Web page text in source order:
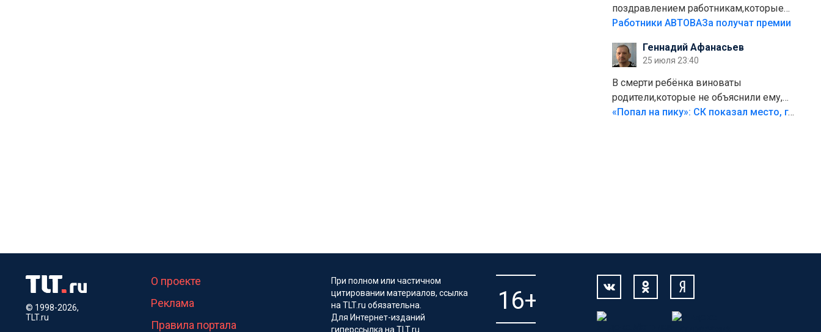
поздравлением работникам,которые
больше сорока лет отработали на
Работники АВТОВАЗа получат премии
Геннадий Афанасьев
25 июля 23:40
В смерти ребёнка виноваты
родители,которые не объяснили ему,
что такое хорошо и что такое плохо!
«Попал на пику»: СК показал место, где был смертельно травмирован ребенок в Тольятти
© 1998-2026,
TLT.ru
О проекте
Реклама
Правила портала
При полном или частичном
цитировании материалов, ссылка
на TLT.ru обязательна.
Для Интернет-изданий
гиперссылка на TLT.ru